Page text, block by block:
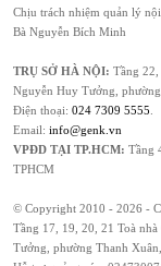
Chịu trách nhiệm quản lý
Bà Nguyễn Bích Minh
TRỤ SỞ HÀ NỘI: Tầng
Nguyễn Huy Tưởng,
Điện thoại: 024 7309 5555
Email: info@genk.vn
VPĐD TẠI TP.HCM: Tầng
TPHCM
© Copyright 2010 - 2026 -
Tầng 17, 19, 20, 21 Toà
Tưởng, phường Thanh